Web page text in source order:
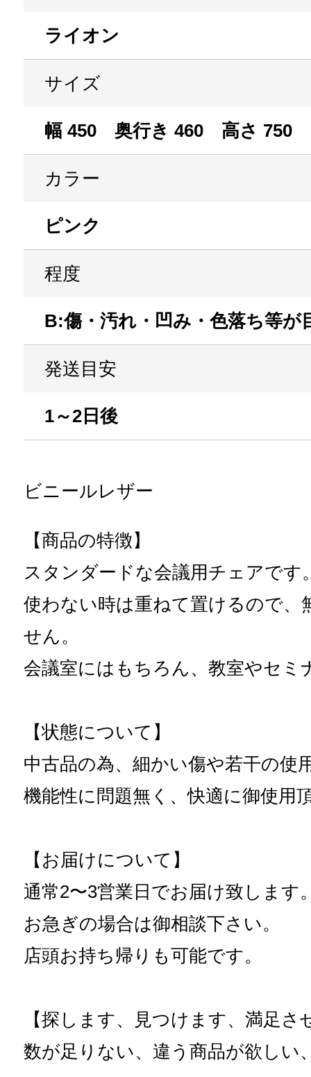
ライオン
サイズ
幅 450 奥行き 460 高さ 750
カラー
ピンク
程度
B:傷・汚れ・凹み・色落ち等が
発送目安
1～2日後
ビニールレザー
【商品の特徴】
スタンダードな会議用チェアです
使わない時は重ねて置けるので、
せん。
会議室にはもちろん、教室やセミ
【状態について】
中古品の為、細かい傷や若干の使
機能性に問題無く、快適に御使用
【お届けについて】
通常2〜3営業日でお届け致します
お急ぎの場合は御相談下さい。
店頭お持ち帰りも可能です。
【探します、見つけます、満足さ
数が足りない、違う商品が欲しい